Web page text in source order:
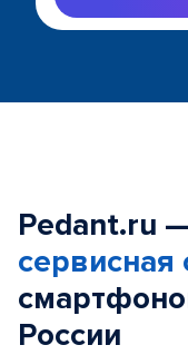
Pedant.ru
сервисная
России